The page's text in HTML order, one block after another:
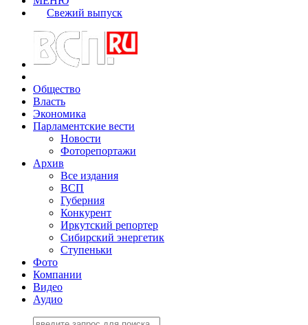
Свежий выпуск
Общество
Власть
Экономика
Парламентские вести
Новости
Фоторепортажи
Архив
Все издания
ВСП
Губерния
Конкурент
Иркутский репортер
Сибирский энергетик
Ступеньки
Фото
Компании
Видео
Аудио